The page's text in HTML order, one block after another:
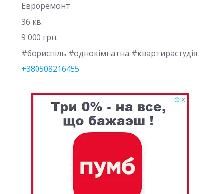
Евроремонт
36 кв.
9 000 грн.
#бориспіль #однокімнатна #квартирастудія
+380508216455